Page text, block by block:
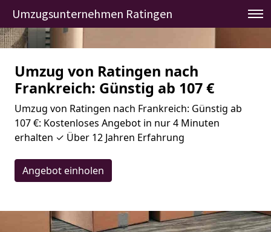
Umzugsunternehmen Ratingen
Umzug von Ratingen nach
Frankreich: Günstig ab 107 €
Umzug von Ratingen nach Frankreich: Günstig ab
107 €: Kostenloses Angebot in nur 4 Minuten
erhalten ✓ Über 12 Jahren Erfahrung
Angebot einholen